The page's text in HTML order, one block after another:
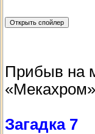
Прибыв на
Загадка 7